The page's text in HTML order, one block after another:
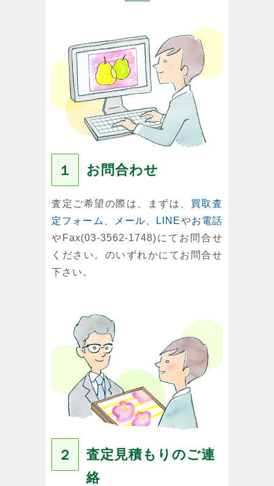
１ お問合わせ
査定ご希望の際は、まずは、 買取査
定フォーム
メール LINEやお電話
やFax(03-3562-1748)にてお問合せ
ください。のいずれかにてお問合せ
下さい。
２
査定見積もりのご連
絡